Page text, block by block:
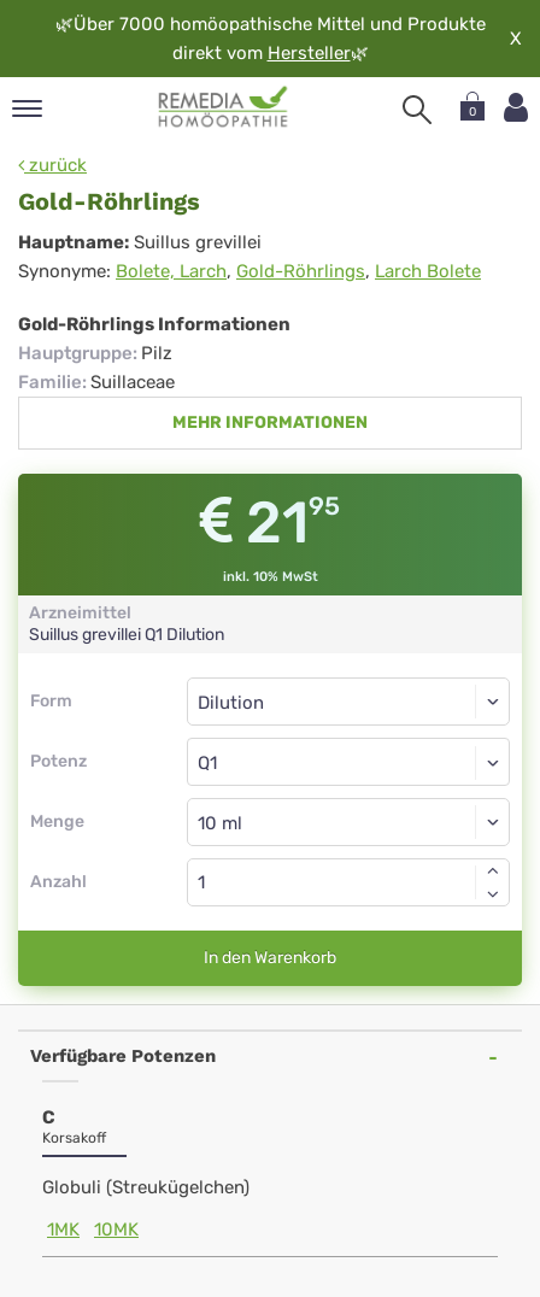
🌿Über 7000 homöopathische Mittel und Produkte
direkt vom Hersteller🌿
X
0
zurück
Gold-Röhrlings
Gold-
Röhrlings
Hauptname: Suillus grevillei
Synonyme: Bolete, Larch, Gold-Röhrlings, Larch Bolete
Gold-Röhrlings Informationen
Hauptgruppe: Pilz
Familie: Suillaceae
MEHR INFORMATIONEN
2195
inkl. 10% MwSt
Arzneimittel
Suillus grevilleiQ1 Dilution
Form
Form
Potenz
Dilution
Q1
Menge
Dilution
Anzahl
In den Warenkorb
Verfügbare Potenzen
C
Korsakoff
Globuli (Streukügelchen)
1MK
10MK